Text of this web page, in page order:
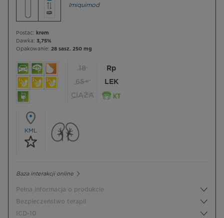
Imiquimod
Postać: krem
Dawka: 3,75%
Opakowanie: 28 sasz. 250 mg
18
65+
CIĄŻA
Rp
LEK
KML
Baza interakcji online
Pełna informacja o produkcie
Bezpieczeństwo terapii
ICD-10